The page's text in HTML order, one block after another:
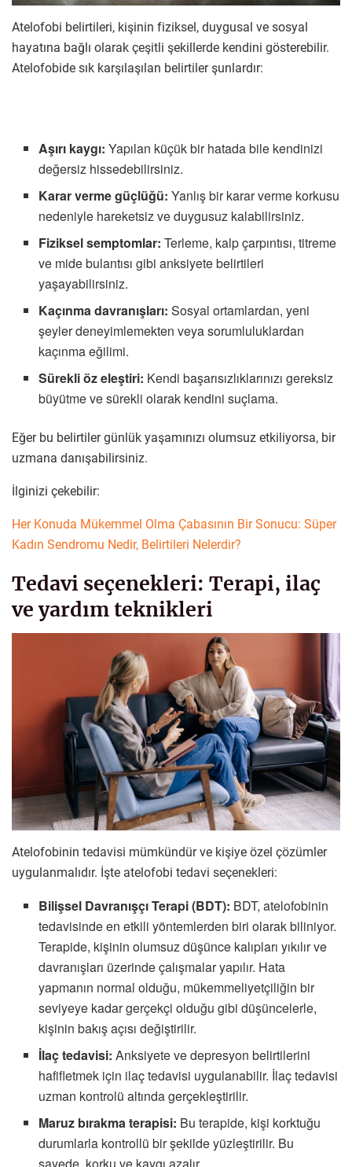
Atelofobi belirtileri, kişinin fiziksel, duygusal ve sosyal
hayatına bağlı olarak çeşitli şekillerde kendini gösterebilir.
Atelofobide sık karşılaşılan belirtiler şunlardır:
Aşırı kaygı: Yapılan küçük bir hatada bile kendinizi
değersiz hissedebilirsiniz.
Karar verme güçlüğü: Yanlış bir karar verme korkusu
nedeniyle hareketsiz ve duygusuz kalabilirsiniz.
Fiziksel semptomlar: Terleme, kalp çarpıntısı, titreme
ve mide bulantısı gibi anksiyete belirtileri
yaşayabilirsiniz.
Kaçınma davranışları: Sosyal ortamlardan, yeni
şeyler deneyimlemekten veya sorumluluklardan
kaçınma eğilimi.
Sürekli öz eleştiri: Kendi başarısızlıklarınızı gereksiz
büyütme ve sürekli olarak kendini suçlama.
Eğer bu belirtiler günlük yaşamınızı olumsuz etkiliyorsa, bir
uzmana danışabilirsiniz.
İlginizi çekebilir:
Her Konuda Mükemmel Olma Çabasının Bir Sonucu: Süper
Kadın Sendromu Nedir, Belirtileri Nelerdir?
Tedavi seçenekleri: Terapi, ilaç
ve yardım teknikleri
Atelofobinin tedavisi mümkündür ve kişiye özel çözümler
uygulanmalıdır. İşte atelofobi tedavi seçenekleri:
Bilişsel Davranışçı Terapi (BDT): BDT, atelofobinin
tedavisinde en etkili yöntemlerden biri olarak biliniyor.
Terapide, kişinin olumsuz düşünce kalıpları yıkılır ve
davranışları üzerinde çalışmalar yapılır. Hata
yapmanın normal olduğu, mükemmeliyetçiliğin bir
seviyeye kadar gerçekçi olduğu gibi düşüncelerle,
kişinin bakış açısı değiştirilir.
İlaç tedavisi: Anksiyete ve depresyon belirtilerini
hafifletmek için ilaç tedavisi uygulanabilir. İlaç tedavisi
uzman kontrolü altında gerçekleştirilir.
Maruz bırakma terapisi: Bu terapide, kişi korktuğu
durumlarla kontrollü bir şekilde yüzleştirilir. Bu
sayede, korku ve kaygı azalır.